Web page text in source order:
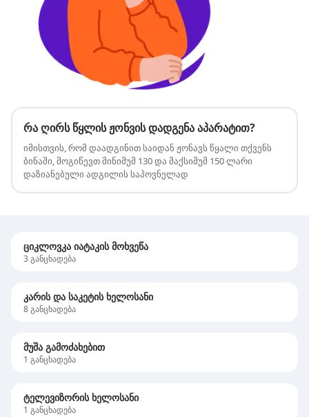
რა ღირს წყლის ჟონვის დადგენა აპარატით?
იმისთვის, რომ დაადგინით საიდან ჟონავს წყალი თქვენს
ბინაში, მოგიწევთ მინიმუმ 130 და მაქსიმუმ 150 ლარი
დაზიანებული ადგილის საპოვნელად
ციკლოვკა იატაკის მოხვეწა
3 განცხადება
კარის და საკეტის ხელოსანი
8განცხადება
მუშა გამოძახებით
1 განცხადება
ტელევიზორის ხელოსანი
1 განცხადება